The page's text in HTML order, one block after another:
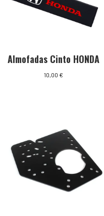
Almofadas Cinto HONDA
10,00 €